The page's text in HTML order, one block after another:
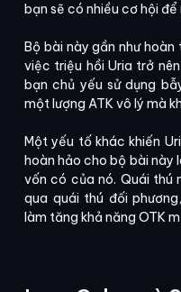
bạn sẽ có nhiều cơ hội
Bộ bài này gần như
việc triệu hồi Uria trở
bạn chủ yếu sử dụng
một lượng ATK vô lý mà
Một yếu tố khác khiến
hoàn hảo cho bộ bài này
vốn có của nó. Quái thú
qua quái thú đối
làm tăng khả năng OTK